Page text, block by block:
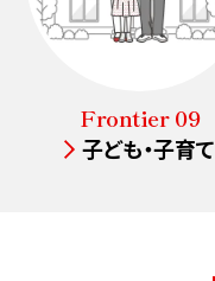
Frontier 09
子ども・子育て